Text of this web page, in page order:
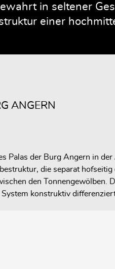
in seltener
einer
ANGERN
Palas der Burg Angern in
die separat
den Tonnengewölben.
konstruktiv